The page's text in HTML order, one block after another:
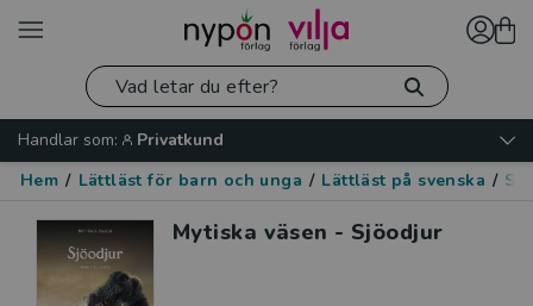
Handlar som:
Privatkund
Hem / Lättläst för barn och unga / Lättläst på svenska /
Mytiska väsen - Sjöodjur